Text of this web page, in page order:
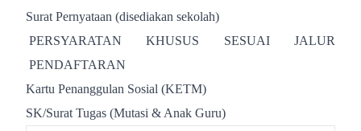
Surat Pernyataan (disediakan sekolah)
PERSYARATAN KHUSUS SESUAI JALUR
PENDAFTARAN
Kartu Penanggulan Sosial (KETM)
SK/Surat Tugas (Mutasi & Anak Guru)